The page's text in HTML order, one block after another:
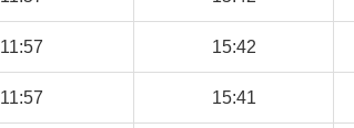
11:57 15:42
11:57 15:41